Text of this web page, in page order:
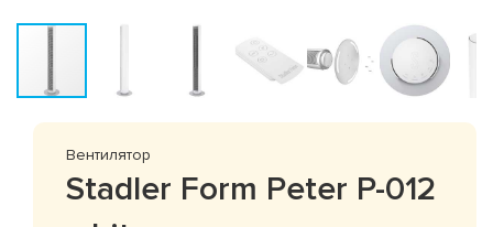
Вентилятор
Stadler Form Peter P-012